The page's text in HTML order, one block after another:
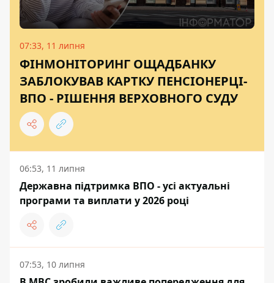
07:33, 11 липня
ФІНМОНІТОРИНГ ОЩАДБАНКУ
ЗАБЛОКУВАВ КАРТКУ ПЕНСІОНЕРЦІ-
ВПО - РІШЕННЯ ВЕРХОВНОГО СУДУ
06:53, 11 липня
Державна підтримка ВПО - усі актуальні
програми та виплати у 2026 році
07:53, 10 липня